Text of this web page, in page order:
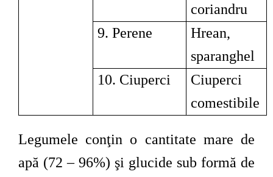
coriandru
9. Perene
Hrean,
sparanghel
10. Ciuperci
Ciuperci
comestibile
Legumele conţin o cantitate mare de
apă (72 – 96%) şi glucide sub formă de